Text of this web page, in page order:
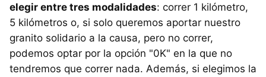
elegir entre tres modalidades: correr 1 kilómetro,
5 kilómetros o, si solo queremos aportar nuestro
granito solidario a la causa, pero no correr,
podemos optar por la opción "0K" en la que no
tendremos que correr nada. Además, si elegimos la